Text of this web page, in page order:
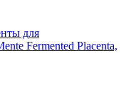
для
Fermented Placenta,